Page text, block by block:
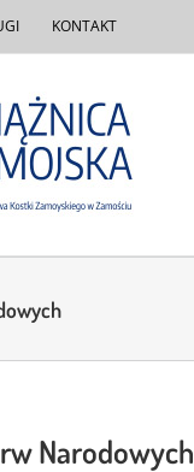
KONTAKT
Narodowych